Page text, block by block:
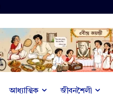
আধ্যাত্মিক জীবনশৈলী